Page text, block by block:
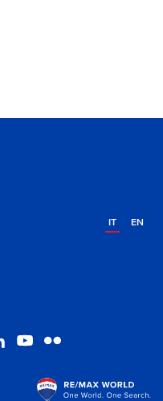
IT EN